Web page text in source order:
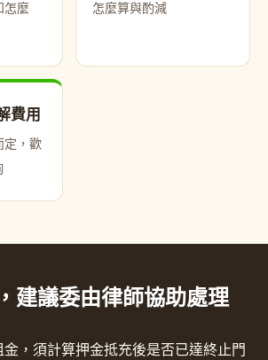
怎麼
怎麼算與酌減
費用
定，歡
建議委由律師協助處理
，須計算押金抵充後是否已達終止門